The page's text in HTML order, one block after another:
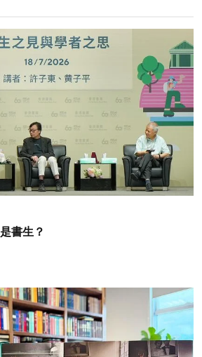
書生？